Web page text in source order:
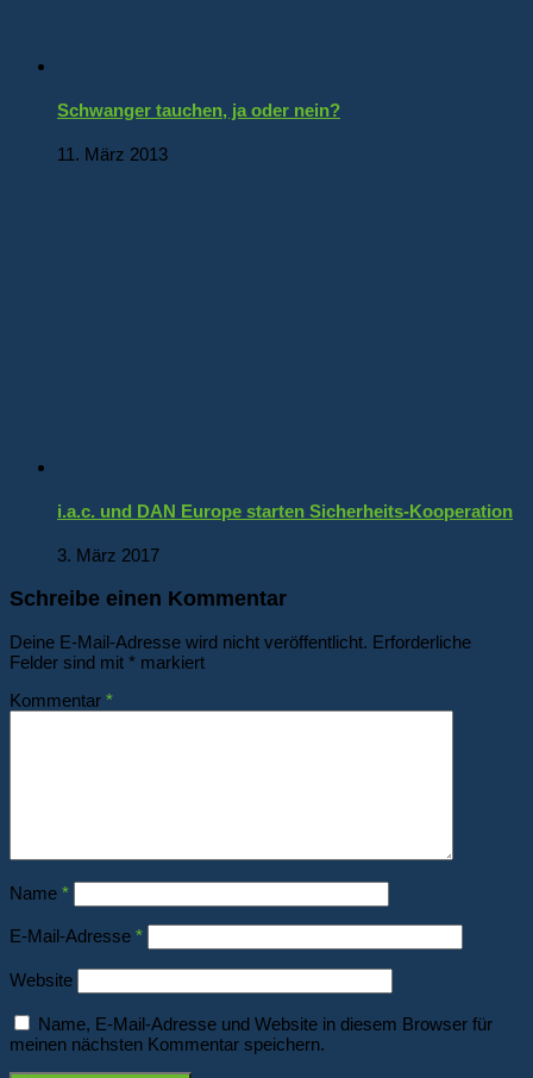
Schwanger tauchen, ja oder nein?
11. März 2013
i.a.c. und DAN Europe starten Sicherheits-Kooperation
3. März 2017
Schreibe einen Kommentar
Deine E-Mail-Adresse wird nicht veröffentlicht. Erforderliche
Felder sind mit * markiert
Kommentar *
Name *
E-Mail-Adresse *
Website
Name, E-Mail-Adresse und Website in diesem Browser für
meinen nächsten Kommentar speichern.